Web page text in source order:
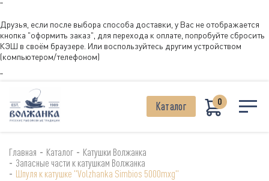
"
Друзья, если после выбора способа доставки, у Вас не отображается
кнопка "оформить заказ", для перехода к оплате, попробуйте сбросить
КЭШ в своём браузере. Или воспользуйтесь другим устройством
(компьютером/телефоном)
"
Каталог 0
Главная - Каталог - Катушки Волжанка
- Запасные части к катушкам Волжанка
- Шпуля к катушке "Volzhanka Simbios 5000mxg"